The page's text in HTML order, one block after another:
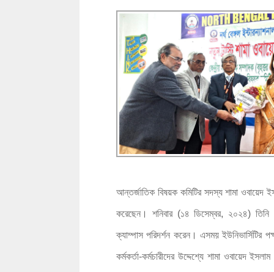
আন্তর্জাতিক বিষয়ক কমিটির সদস্য শামা ওবায়েদ
করেছেন। শনিবার (১৪ ডিসেম্বর, ২০২৪) তিনি
ক্যাম্পাস পরিদর্শন করেন। এসময় ইউনিভার্সিটির
কর্মকর্তা-কর্মচারীদের উদ্দেশ্যে শামা ওবায়েদ